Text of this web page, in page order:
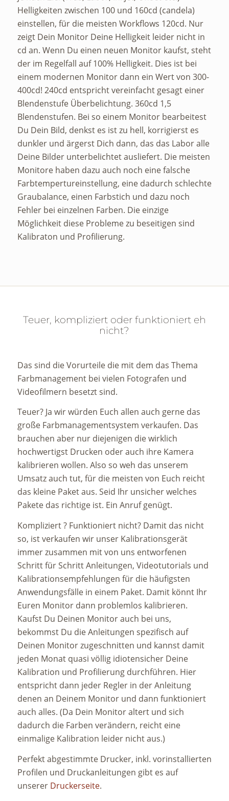
Helligkeiten zwischen 100 und 160cd (candela)
einstellen, für die meisten Workflows 120cd. Nur
zeigt Dein Monitor Deine Helligkeit leider nicht in
cd an. Wenn Du einen neuen Monitor kaufst, steht
der im Regelfall auf 100% Helligkeit. Dies ist bei
einem modernen Monitor dann ein Wert von 300-
400cd! 240cd entspricht vereinfacht gesagt einer
Blendenstufe Überbelichtung. 360cd 1,5
Blendenstufen. Bei so einem Monitor bearbeitest
Du Dein Bild, denkst es ist zu hell, korrigierst es
dunkler und ärgerst Dich dann, das das Labor alle
Deine Bilder unterbelichtet ausliefert. Die meisten
Monitore haben dazu auch noch eine falsche
Farbtempertureinstellung, eine dadurch schlechte
Graubalance, einen Farbstich und dazu noch
Fehler bei einzelnen Farben. Die einzige
Möglichkeit diese Probleme zu beseitigen sind
Kalibraton und Profilierung.
Teuer, kompliziert oder funktioniert eh
nicht?
Das sind die Vorurteile die mit dem das Thema
Farbmanagement bei vielen Fotografen und
Videofilmern besetzt sind.
Teuer? Ja wir würden Euch allen auch gerne das
große Farbmanagementsystem verkaufen. Das
brauchen aber nur diejenigen die wirklich
hochwertigst Drucken oder auch ihre Kamera
kalibrieren wollen. Also so weh das unserem
Umsatz auch tut, für die meisten von Euch reicht
das kleine Paket aus. Seid Ihr unsicher welches
Pakete das richtige ist. Ein Anruf genügt.
Kompliziert ? Funktioniert nicht? Damit das nicht
so, ist verkaufen wir unser Kalibrationsgerät
immer zusammen mit von uns entworfenen
Schritt für Schritt Anleitungen, Videotutorials und
Kalibrationsempfehlungen für die häufigsten
Anwendungsfälle in einem Paket. Damit könnt Ihr
Euren Monitor dann problemlos kalibrieren.
Kaufst Du Deinen Monitor auch bei uns,
bekommst Du die Anleitungen spezifisch auf
Deinen Monitor zugeschnitten und kannst damit
jeden Monat quasi völlig idiotensicher Deine
Kalibration und Profilierung durchführen. Hier
entspricht dann jeder Regler in der Anleitung
denen an Deinem Monitor und dann funktioniert
auch alles. (Da Dein Monitor altert und sich
dadurch die Farben verändern, reicht eine
einmalige Kalibration leider nicht aus.)
Perfekt abgestimmte Drucker, inkl. vorinstallierten
Profilen und Druckanleitungen gibt es auf
unserer Druckerseite.